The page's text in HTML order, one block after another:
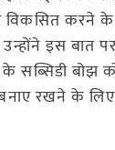
विकसित करने
इस
सब्सिडी बोझ
रखने के लिए